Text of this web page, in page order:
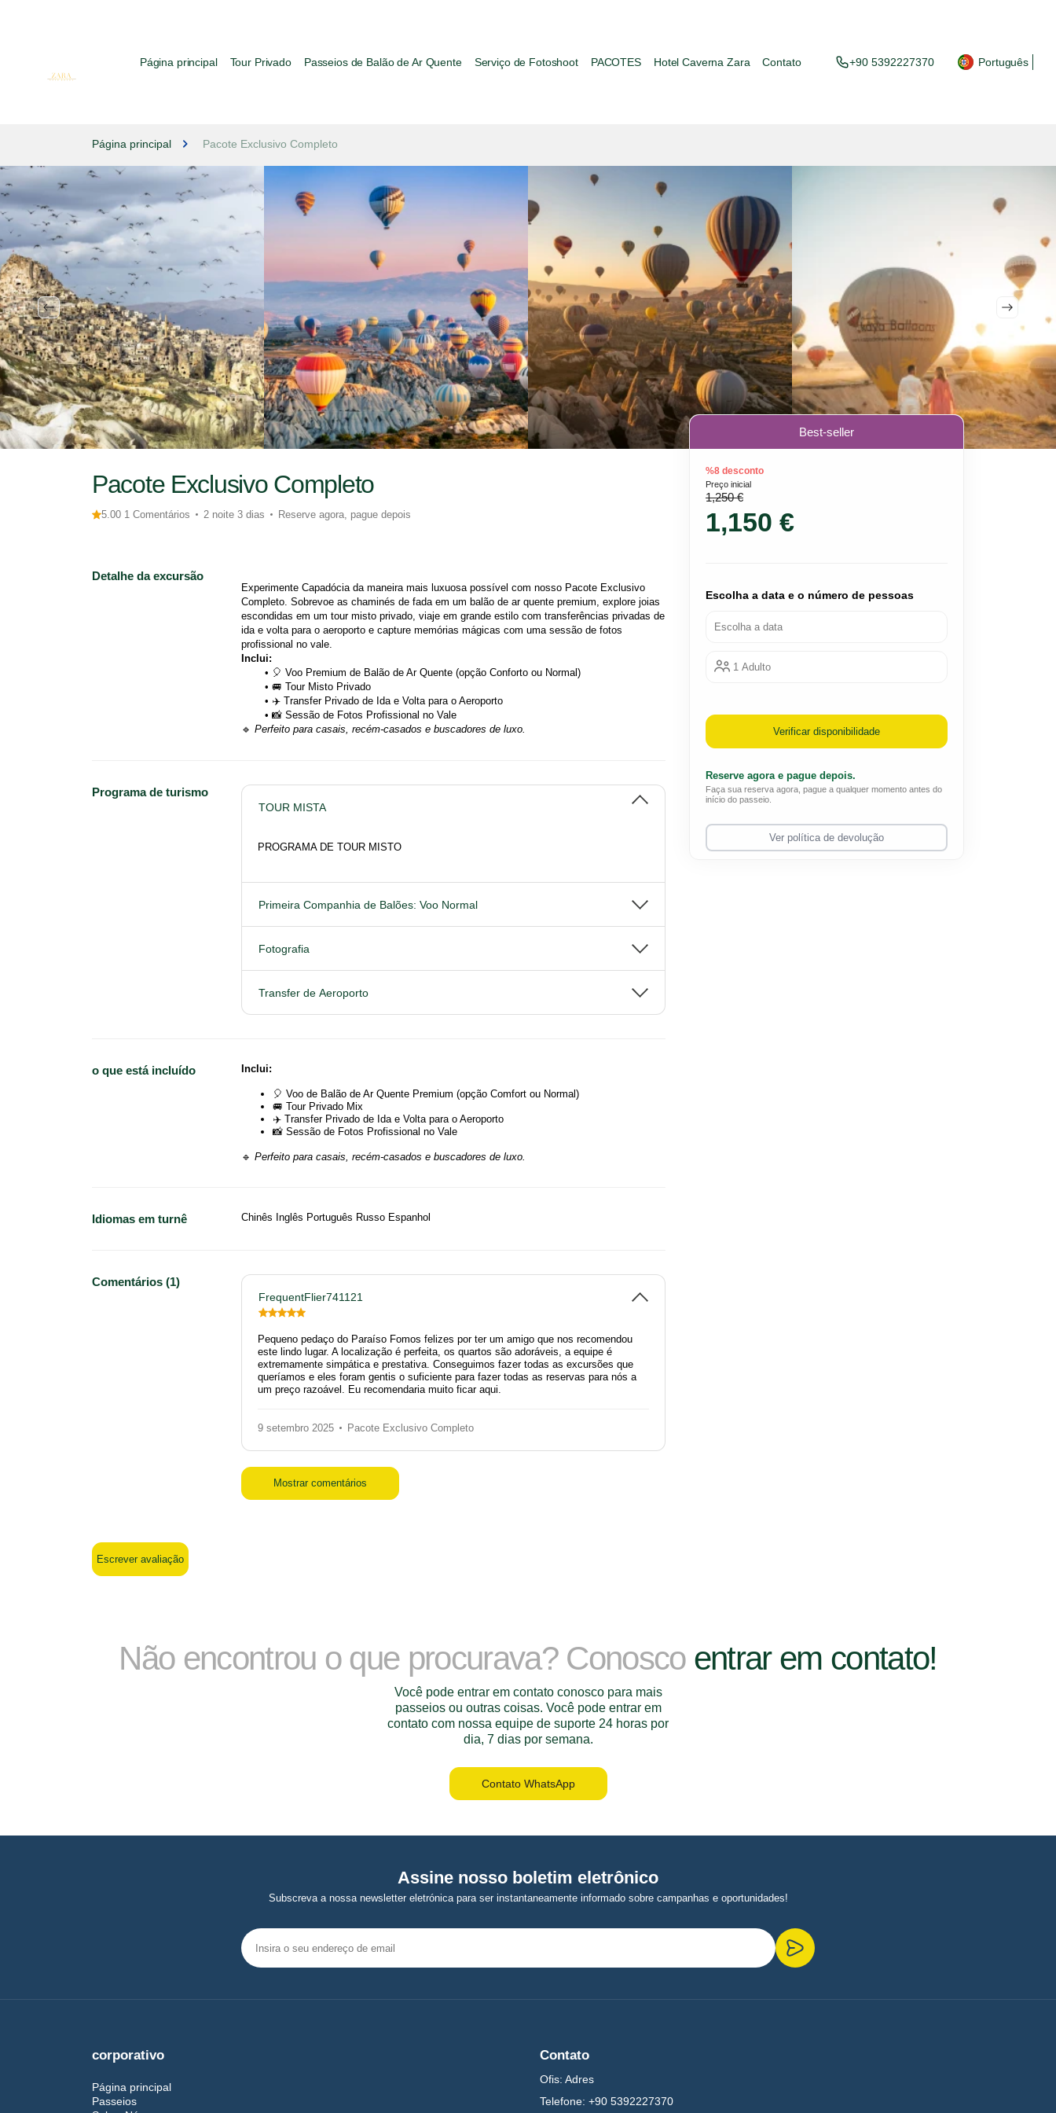
Página principal Tour Privado Passeios de Balão de Ar Quente Serviço de Fotoshoot PACOTES Hotel Caverna Zara Contato +90 5392227370 Português
Página principal Pacote Exclusivo Completo
Pacote Exclusivo Completo
5.00 1 Comentários 2 noite 3 dias Reserve agora, pague depois
Detalhe da excursão
Experimente Capadócia da maneira mais luxuosa possível com nosso Pacote Exclusivo
Completo. Sobrevoe as chaminés de fada em um balão de ar quente premium, explore joias
escondidas em um tour misto privado, viaje em grande estilo com transferências privadas de
ida e volta para o aeroporto e capture memórias mágicas com uma sessão de fotos
profissional no vale.
Inclui:
🎈 Voo Premium de Balão de Ar Quente (opção Conforto ou Normal)
🚐 Tour Misto Privado
✈️ Transfer Privado de Ida e Volta para o Aeroporto
📸 Sessão de Fotos Profissional no Vale
🔹 Perfeito para casais, recém-casados e buscadores de luxo.
Programa de turismo
TOUR MISTA
PROGRAMA DE TOUR MISTO
Primeira Companhia de Balões: Voo Normal
Fotografia
Transfer de Aeroporto
o que está incluído Inclui:
🎈 Voo de Balão de Ar Quente Premium (opção Comfort ou Normal)
🚐 Tour Privado Mix
✈️ Transfer Privado de Ida e Volta para o Aeroporto
📸 Sessão de Fotos Profissional no Vale
🔹 Perfeito para casais, recém-casados e buscadores de luxo.
Idiomas em turnê Chinês Inglês Português Russo Espanhol
Comentários (1)
FrequentFlier741121
Pequeno pedaço do Paraíso Fomos felizes por ter um amigo que nos recomendou
este lindo lugar. A localização é perfeita, os quartos são adoráveis, a equipe é
extremamente simpática e prestativa. Conseguimos fazer todas as excursões que
queríamos e eles foram gentis o suficiente para fazer todas as reservas para nós a
um preço razoável. Eu recomendaria muito ficar aqui.
9 setembro 2025 Pacote Exclusivo Completo
Mostrar comentários
Escrever avaliação
Best-seller
%8 desconto
Preço inicial
1,250 €
1,150 €
Escolha a data e o número de pessoas
Escolha a data
1 Adulto
Verificar disponibilidade
Reserve agora e pague depois.
Faça sua reserva agora, pague a qualquer momento antes do
início do passeio.
Ver política de devolução
Não encontrou o que procurava? Conosco entrar em contato!
Você pode entrar em contato conosco para mais
passeios ou outras coisas. Você pode entrar em
contato com nossa equipe de suporte 24 horas por
dia, 7 dias por semana.
Contato WhatsApp
Assine nosso boletim eletrônico
Subscreva a nossa newsletter eletrónica para ser instantaneamente informado sobre campanhas e oportunidades!
corporativo
Página principal
Passeios
Contato
Ofis: Adres
Telefone: +90 5392227370